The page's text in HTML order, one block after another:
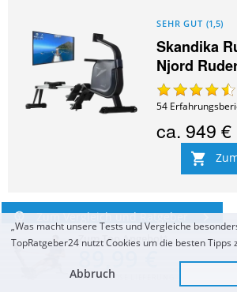
Zum Top Angebot
KOSTENLOSE LIEFERUNG
SEHR GUT (1,5)
Skandika
Njord
54
ca. 949 €
Zum Vergleich und Ratgeber
„Was macht unsere Tests und Vergleiche
TopRatgeber24 nutzt Cookies um die besten Tipps
Abbruch